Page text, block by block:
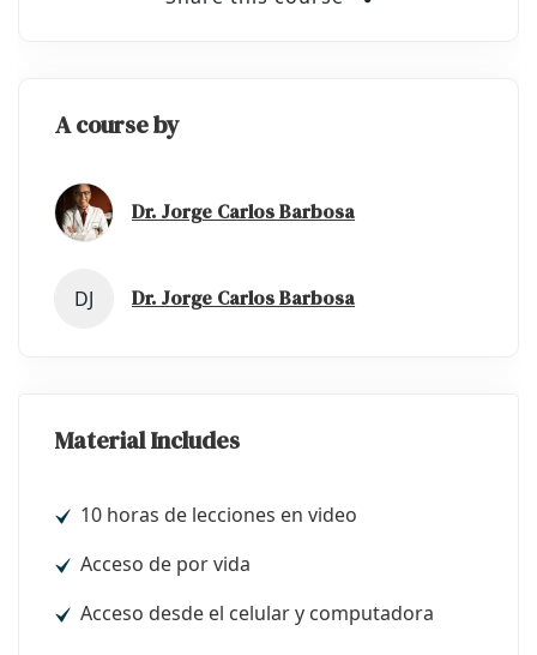
A course by
Dr. Jorge Carlos Barbosa
DJ Dr. Jorge Carlos Barbosa
Material Includes
10 horas de lecciones en video
Acceso de por vida
Acceso desde el celular y computadora